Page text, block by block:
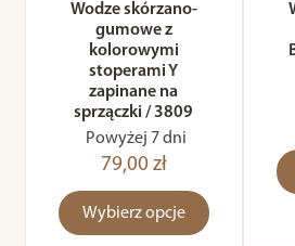
Wodze skórzano-
gumowe z
kolorowymi
stoperami Y
zapinane na
sprzączki / 3809
Powyżej 7 dni
79,00 zł
Wybierz opcje